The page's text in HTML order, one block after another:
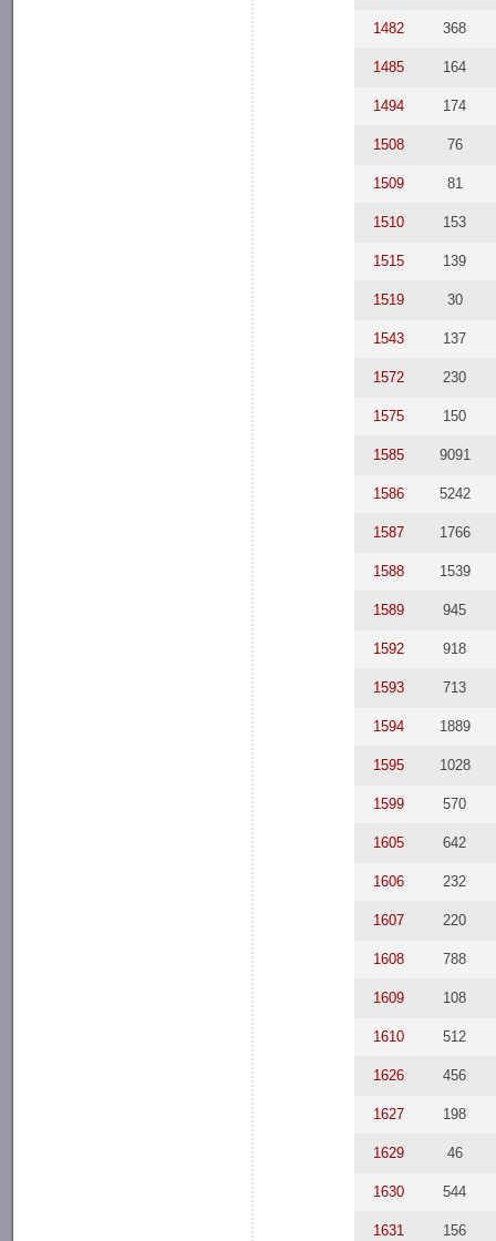
1482 368
1485 164
1494 174
1508 76
1509 81
1510 153
1515 139
1519 30
1543 137
1572 230
1575 150
1585 9091
1586 5242
1587 1766
1588 1539
1589 945
1592 918
1593 713
1594 1889
1595 1028
1599 570
1605 642
1606 232
1607 220
1608 788
1609 108
1610 512
1626 456
1627 198
1629 46
1630 544
1631 156